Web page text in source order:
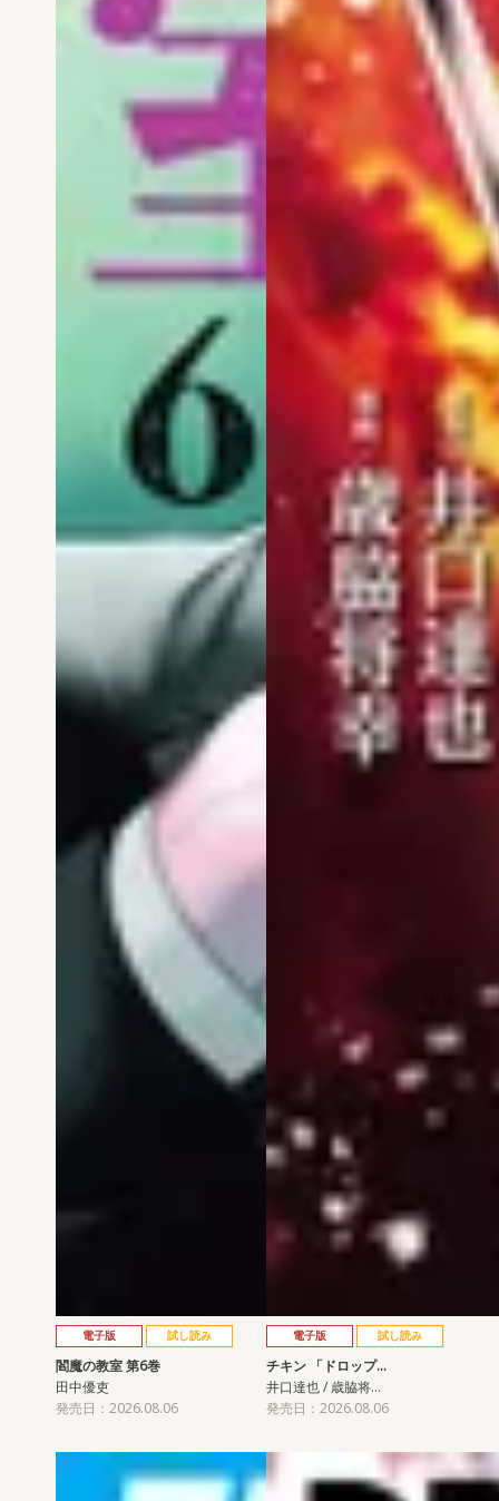
電子版 試し読み
閻魔の教室 第6巻
田中優吏
発売日：2026.08.06
電子版 試し読み
チキン 「ドロップ…
井口達也 / 歳脇将…
発売日：2026.08.06